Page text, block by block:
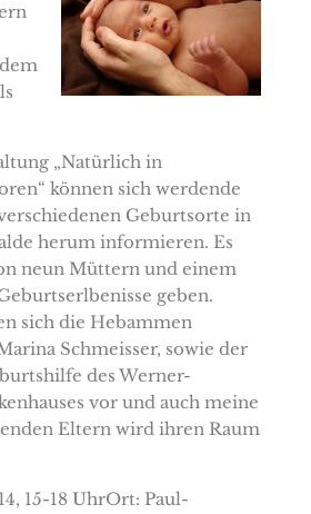
„Natürlich in
können sich werdende
Geburtsorte in
herum informieren. Es
neun Müttern und einem
geben.
sich die Hebammen
Schmeisser, sowie der
des Werner-
vor und auch meine
Eltern wird ihren Raum
15-18 UhrOrt: Paul-